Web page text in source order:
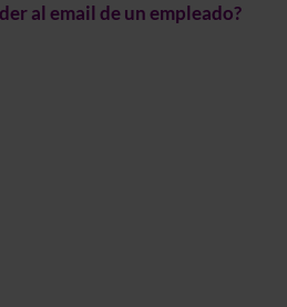
al email de un empleado?